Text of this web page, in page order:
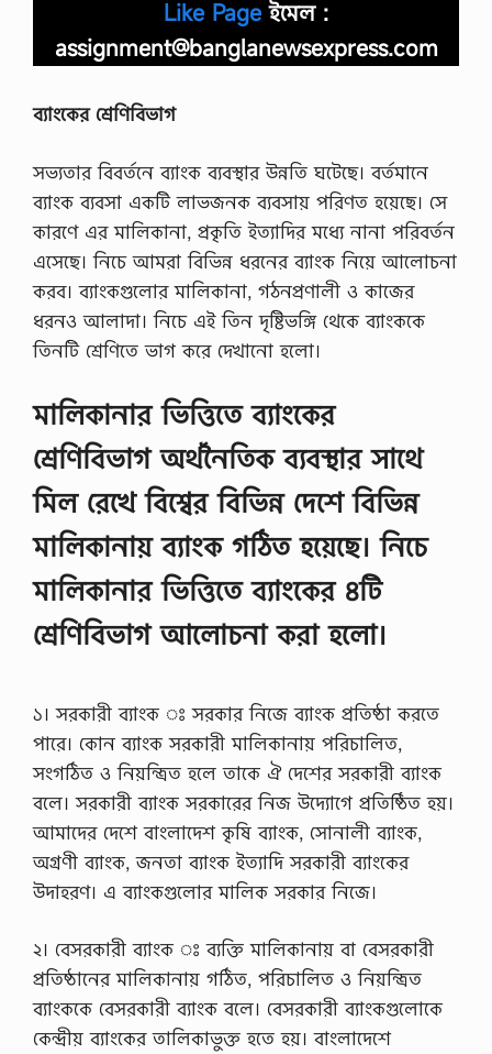
Like Page ইমেল :
assignment@banglanewsexpress.com
ব্যাংকের শ্রেণিবিভাগ
সভ্যতার বিবর্তনে ব্যাংক ব্যবস্থার উন্নতি ঘটেছে। বর্তমানে
ব্যাংক ব্যবসা একটি লাভজনক ব্যবসায় পরিণত হয়েছে। সে
কারণে এর মালিকানা, প্রকৃতি ইত্যাদির মধ্যে নানা পরিবর্তন
এসেছে। নিচে আমরা বিভিন্ন ধরনের ব্যাংক নিয়ে আলোচনা
করব। ব্যাংকগুলোর মালিকানা, গঠনপ্রণালী ও কাজের
ধরনও আলাদা। নিচে এই তিন দৃষ্টিভঙ্গি থেকে ব্যাংককে
তিনটি শ্রেণিতে ভাগ করে দেখানো হলো।
মালিকানার ভিত্তিতে ব্যাংকের
শ্রেণিবিভাগ অর্থনৈতিক ব্যবস্থার সাথে
মিল রেখে বিশ্বের বিভিন্ন দেশে বিভিন্ন
মালিকানায় ব্যাংক গঠিত হয়েছে। নিচে
মালিকানার ভিত্তিতে ব্যাংকের ৪টি
শ্রেণিবিভাগ আলোচনা করা হলো।
১। সরকারী ব্যাংক ঃ সরকার নিজে ব্যাংক প্রতিষ্ঠা করতে
পারে। কোন ব্যাংক সরকারী মালিকানায় পরিচালিত,
সংগঠিত ও নিয়ন্ত্রিত হলে তাকে ঐ দেশের সরকারী ব্যাংক
বলে। সরকারী ব্যাংক সরকারের নিজ উদ্যোগে প্রতিষ্ঠিত হয়।
আমাদের দেশে বাংলাদেশ কৃষি ব্যাংক, সোনালী ব্যাংক,
অগ্রণী ব্যাংক, জনতা ব্যাংক ইত্যাদি সরকারী ব্যাংকের
উদাহরণ। এ ব্যাংকগুলোর মালিক সরকার নিজে।
২। বেসরকারী ব্যাংক ঃ ব্যক্তি মালিকানায় বা বেসরকারী
প্রতিষ্ঠানের মালিকানায় গঠিত, পরিচালিত ও নিয়ন্ত্রিত
ব্যাংককে বেসরকারী ব্যাংক বলে। বেসরকারী ব্যাংকগুলোকে
কেন্দ্রীয় ব্যাংকের তালিকাভুক্ত হতে হয়। বাংলাদেশে